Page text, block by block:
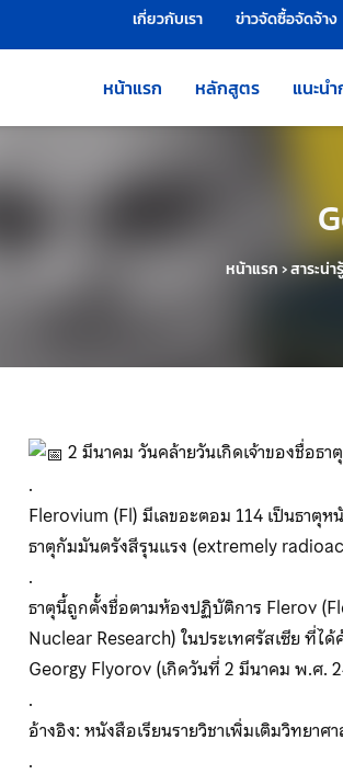
เกี่ยวกับเรา ข่าวจัดซื้อจัดจ้าง
หน้าแรก หลักสูตร แนะน
หน้าแรก›สาระน่ารู้
2 มีนาคม วันคล้ายวันเกิดเจ้าของชื่อธา
.
Flerovium (Fl) มีเลขอะตอม 114 เป็นธาตุ
ธาตุกัมมันตรังสีรุนแรง (extremely
.
ธาตุนี้ถูกตั้งชื่อตามห้องปฏิบัติการ Flerov
Nuclear Research) ในประเทศรัสเซีย ที่
Georgy Flyorov (เกิดวันที่ 2 มีนาคม พ.ศ.
.
อ้างอิง: หนังสือเรียนรายวิชาเพิ่มเติมวิทยา
.